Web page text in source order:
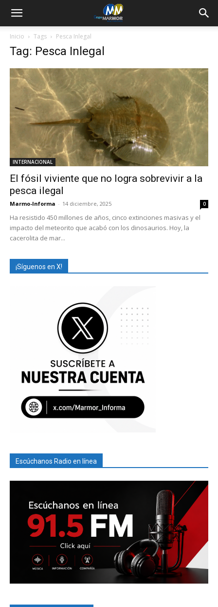
Inicio Tags Pesca Inlegal
Tag: Pesca Inlegal
INTERNACIONAL
El fósil viviente que no logra sobrevivir a la
pesca ilegal
Marmo-Informa - 14 diciembre, 2025 0
Ha resistido 450 millones de años, cinco extinciones masivas y el
impacto del meteorito que acabó con los dinosaurios. Hoy, la
cacerolita de mar...
¡Síguenos en X!
Escúchanos Radio en línea